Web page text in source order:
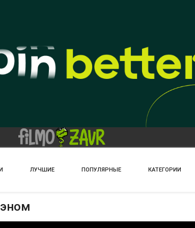
ЛУЧШИЕ ПОПУЛЯРНЫЕ КАТЕГОРИИ